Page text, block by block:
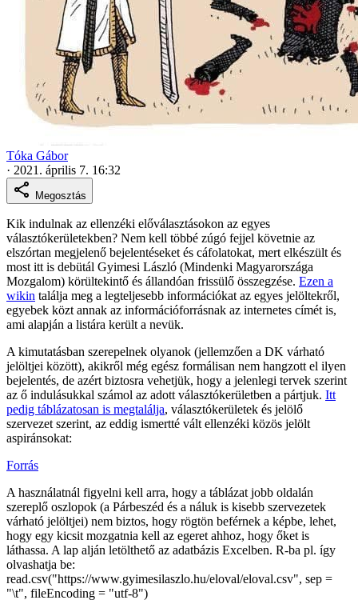
Tóka Gábor
· 2021. április 7. 16:32
Megosztás
Kik indulnak az ellenzéki előválasztásokon az egyes
választókerületekben? Nem kell többé zúgó fejjel követnie az
elszórtan megjelenő bejelentéseket és cáfolatokat, mert elkészült és
most itt is debütál Gyimesi László (Mindenki Magyarországa
Mozgalom) körültekintő és állandóan frissülő összegzése. Ezen a
wikin találja meg a legteljesebb információkat az egyes jelöltekről,
egyebek közt annak az információforrásnak az internetes címét is,
ami alapján a listára került a nevük.
A kimutatásban szerepelnek olyanok (jellemzően a DK várható
jelöltjei között), akikről még egész formálisan nem hangzott el ilyen
bejelentés, de azért biztosra vehetjük, hogy a jelenlegi tervek szerint
az ő indulásukkal számol az adott választókerületben a pártjuk. Itt
pedig táblázatosan is megtalálja, választókerületek és jelölő
szervezet szerint, az eddig ismertté vált ellenzéki közös jelölt
aspiránsokat:
Forrás
A használatnál figyelni kell arra, hogy a táblázat jobb oldalán
szereplő oszlopok (a Párbeszéd és a náluk is kisebb szervezetek
várható jelöltjei) nem biztos, hogy rögtön beférnek a képbe, lehet,
hogy egy kicsit mozgatnia kell az egeret ahhoz, hogy őket is
láthassa. A lap alján letölthető az adatbázis Excelben. R-ba pl. így
olvashatja be:
read.csv("https://www.gyimesilaszlo.hu/eloval/eloval.csv", sep =
"\t", fileEncoding = "utf-8")